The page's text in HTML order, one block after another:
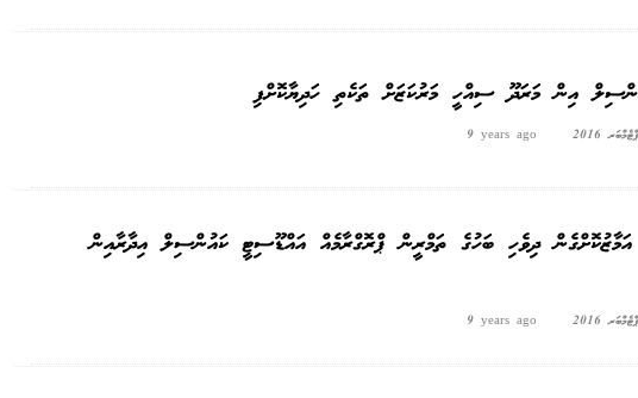
އިން މަރަދޫ ސިއްހީ މަރުކަޒަށް ތަކެތި ހަދިޔާކޮށްފި
9 years ago
އަމާޒުކޮށްގެން ދިވެހި ބަހުގެ ތަމްރީން ޕްރޮގްރާމެއް އައްޑޫސިޓީ ކައުންސިލް އިދާރާއިން
9 years ago